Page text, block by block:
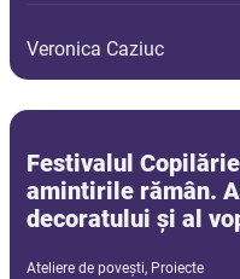
Veronica Caziuc
Festivalul
amintirile rămân.
decoratului și al
Ateliere de povești, Proiecte